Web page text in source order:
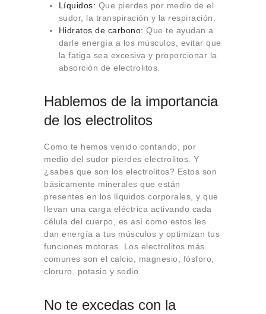
Líquidos: Que pierdes por medio de el
sudor, la transpiración y la respiración.
Hidratos de carbono: Que te ayudan a
darle energía a los músculos, evitar que
la fatiga sea excesiva y proporcionar la
absorción de electrolitos.
Hablemos de la importancia
de los electrolitos
Como te hemos venido contando, por
medio del sudor pierdes electrolitos. Y
¿sabes que son los electrolitos? Estos son
básicamente minerales que están
presentes en los líquidos corporales, y que
llevan una carga eléctrica activando cada
célula del cuerpo, es así como estos les
dan energía a tus músculos y optimizan tus
funciones motoras. Los electrolitos más
comunes son el calcio, magnesio, fósforo,
cloruro, potasio y sodio.
No te excedas con la